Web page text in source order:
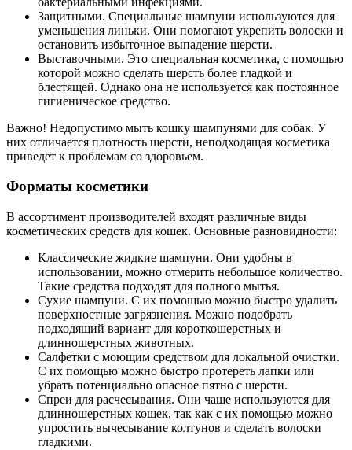
Защитными. Специальные шампуни используются для
уменьшения линьки. Они помогают укрепить волоски и
остановить избыточное выпадение шерсти.
Выставочными. Это специальная косметика, с помощью
которой можно сделать шерсть более гладкой и
блестящей. Однако она не используется как постоянное
гигиеническое средство.
Важно! Недопустимо мыть кошку шампунями для собак. У
них отличается плотность шерсти, неподходящая косметика
приведет к проблемам со здоровьем.
Форматы косметики
В ассортимент производителей входят различные виды
косметических средств для кошек. Основные разновидности:
Классические жидкие шампуни. Они удобны в
использовании, можно отмерить небольшое количество.
Такие средства подходят для полного мытья.
Сухие шампуни. С их помощью можно быстро удалить
поверхностные загрязнения. Можно подобрать
подходящий вариант для короткошерстных и
длинношерстных животных.
Салфетки с моющим средством для локальной очистки.
С их помощью можно быстро протереть лапки или
убрать потенциально опасное пятно с шерсти.
Спреи для расчесывания. Они чаще используются для
длинношерстных кошек, так как с их помощью можно
упростить вычесывание колтунов и сделать волоски
гладкими.